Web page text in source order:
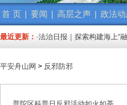
首 页 | 要闻 | 高层之声 | 政法
最近更新：
·市委政法委机关召开年度考
·梁雪冬带队开展春节前安
·法治日报｜探索构建海上“
·2025年度市委政法委员会
·中共舟山市委政法委员会招
·中共舟山市委政法委员会
平安舟山网 > 反邪防邪